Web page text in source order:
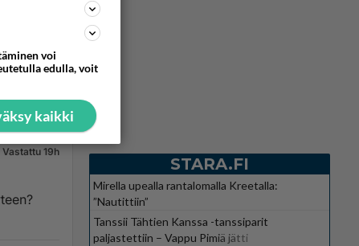
Vastattu 19h
STARA.FI
Mirella upealla rantalomalla Kreetalla:
”Nautittiin”
Tanssii Tähtien Kanssa -tanssiparit
paljastettiin – Vappu Pimiä jätti
voi
edulla, voit
kaikki